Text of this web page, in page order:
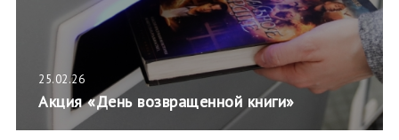
25.02.26
Акция «День возвращенной книги»